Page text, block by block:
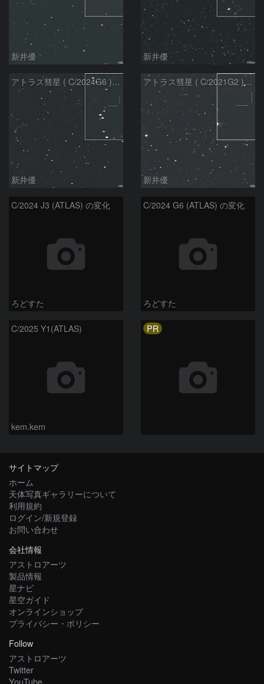
新井優 新井優
アトラス彗星 ( C/2024G6 )：2026/07/08
新井優
アトラス彗星 ( C/2021G2 )：2026/07/08
新井優
C/2024 J3 (ATLAS) の変化
ろどすた
C/2024 G6 (ATLAS) の変化
ろどすた
C/2025 Y1(ATLAS)
kem.kem
PR
サイトマップ
ホーム
天体写真ギャラリーについて
利用規約
ログイン/新規登録
お問い合わせ
会社情報
アストロアーツ
製品情報
星ナビ
星空ガイド
オンラインショップ
プライバシー・ポリシー
Follow
アストロアーツ
Twitter